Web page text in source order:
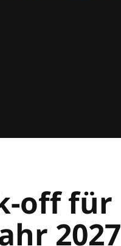
off für
2027